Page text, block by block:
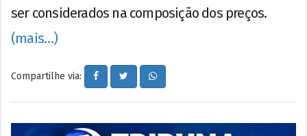
ser considerados na composição dos preços.
(mais…)
Compartilhe via: